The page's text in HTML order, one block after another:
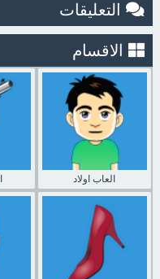
التعليقات
الاقسام
العاب اولاد